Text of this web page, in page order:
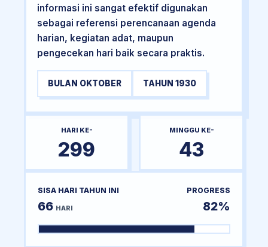
informasi ini sangat efektif digunakan
sebagai referensi perencanaan agenda
harian, kegiatan adat, maupun
pengecekan hari baik secara praktis.
BULAN OKTOBER TAHUN 1930
HARI KE-
299
MINGGU KE-
43
SISA HARI TAHUN INI
66 HARI
PROGRESS
82%